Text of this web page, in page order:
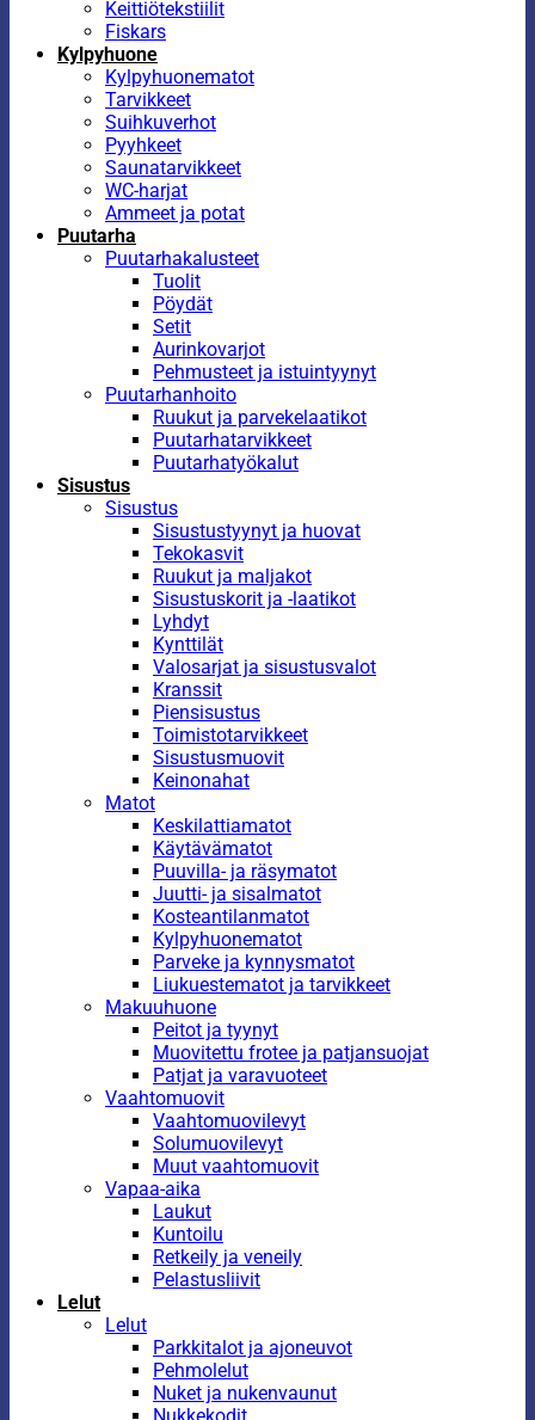
Keittiötekstiilit
Fiskars
Kylpyhuone
Kylpyhuonematot
Tarvikkeet
Suihkuverhot
Pyyhkeet
Saunatarvikkeet
WC-harjat
Ammeet ja potat
Puutarha
Puutarhakalusteet
Tuolit
Pöydät
Setit
Aurinkovarjot
Pehmusteet ja istuintyynyt
Puutarhanhoito
Ruukut ja parvekelaatikot
Puutarhatarvikkeet
Puutarhatyökalut
Sisustus
Sisustus
Sisustustyynyt ja huovat
Tekokasvit
Ruukut ja maljakot
Sisustuskorit ja -laatikot
Lyhdyt
Kynttilät
Valosarjat ja sisustusvalot
Kranssit
Piensisustus
Toimistotarvikkeet
Sisustusmuovit
Keinonahat
Matot
Keskilattiamatot
Käytävämatot
Puuvilla- ja räsymatot
Juutti- ja sisalmatot
Kosteantilanmatot
Kylpyhuonematot
Parveke ja kynnysmatot
Liukuestematot ja tarvikkeet
Makuuhuone
Peitot ja tyynyt
Muovitettu frotee ja patjansuojat
Patjat ja varavuoteet
Vaahtomuovit
Vaahtomuovilevyt
Solumuovilevyt
Muut vaahtomuovit
Vapaa-aika
Laukut
Kuntoilu
Retkeily ja veneily
Pelastusliivit
Lelut
Lelut
Parkkitalot ja ajoneuvot
Pehmolelut
Nuket ja nukenvaunut